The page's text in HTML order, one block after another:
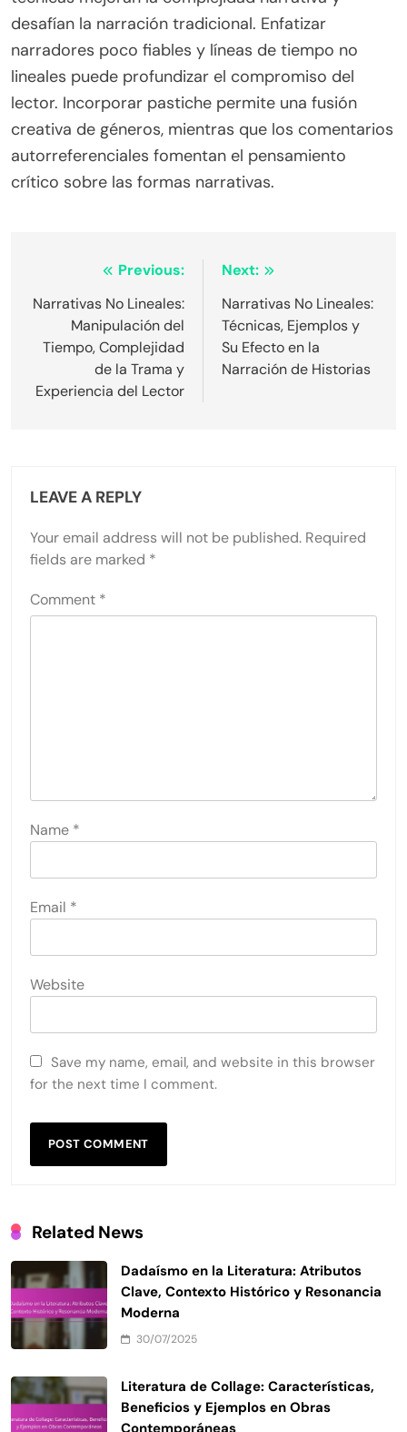
desafían la narración tradicional. Enfatizar
narradores poco fiables y líneas de tiempo no
lineales puede profundizar el compromiso del
lector. Incorporar pastiche permite una fusión
creativa de géneros, mientras que los comentarios
autorreferenciales fomentan el pensamiento
crítico sobre las formas narrativas.
Post navigation
Previous:
Narrativas No Lineales:
Manipulación del
Tiempo, Complejidad
de la Trama y
Experiencia del Lector
Next:
Narrativas No Lineales:
Técnicas, Ejemplos y
Su Efecto en la
Narración de Historias
LEAVE A REPLY
Your email address will not be published. Required
fields are marked *
Comment *
Name *
Email *
Website
Save my name, email, and website in this browser
for the next time I comment.
Related News
Dadaísmo en la Literatura: Atributos
Clave, Contexto Histórico y Resonancia
Moderna
30/07/2025
Literatura de Collage: Características,
Beneficios y Ejemplos en Obras
Contemporáneas